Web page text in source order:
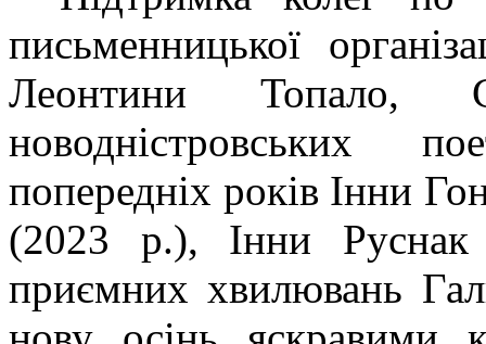
письменницької
Леонтини Топало,
новодністровських
попередніх років Інни
(2023 р.), Інни
приємних хвилювань